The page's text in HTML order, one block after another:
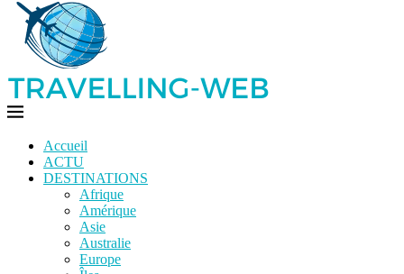
Accueil
ACTU
DESTINATIONS
Afrique
Amérique
Asie
Australie
Europe